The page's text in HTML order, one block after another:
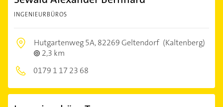
INGENIEURBÜROS
Hutgartenweg 5A,82269 Geltendorf (Kaltenberg)
2,3 km
0179 1 17 23 68